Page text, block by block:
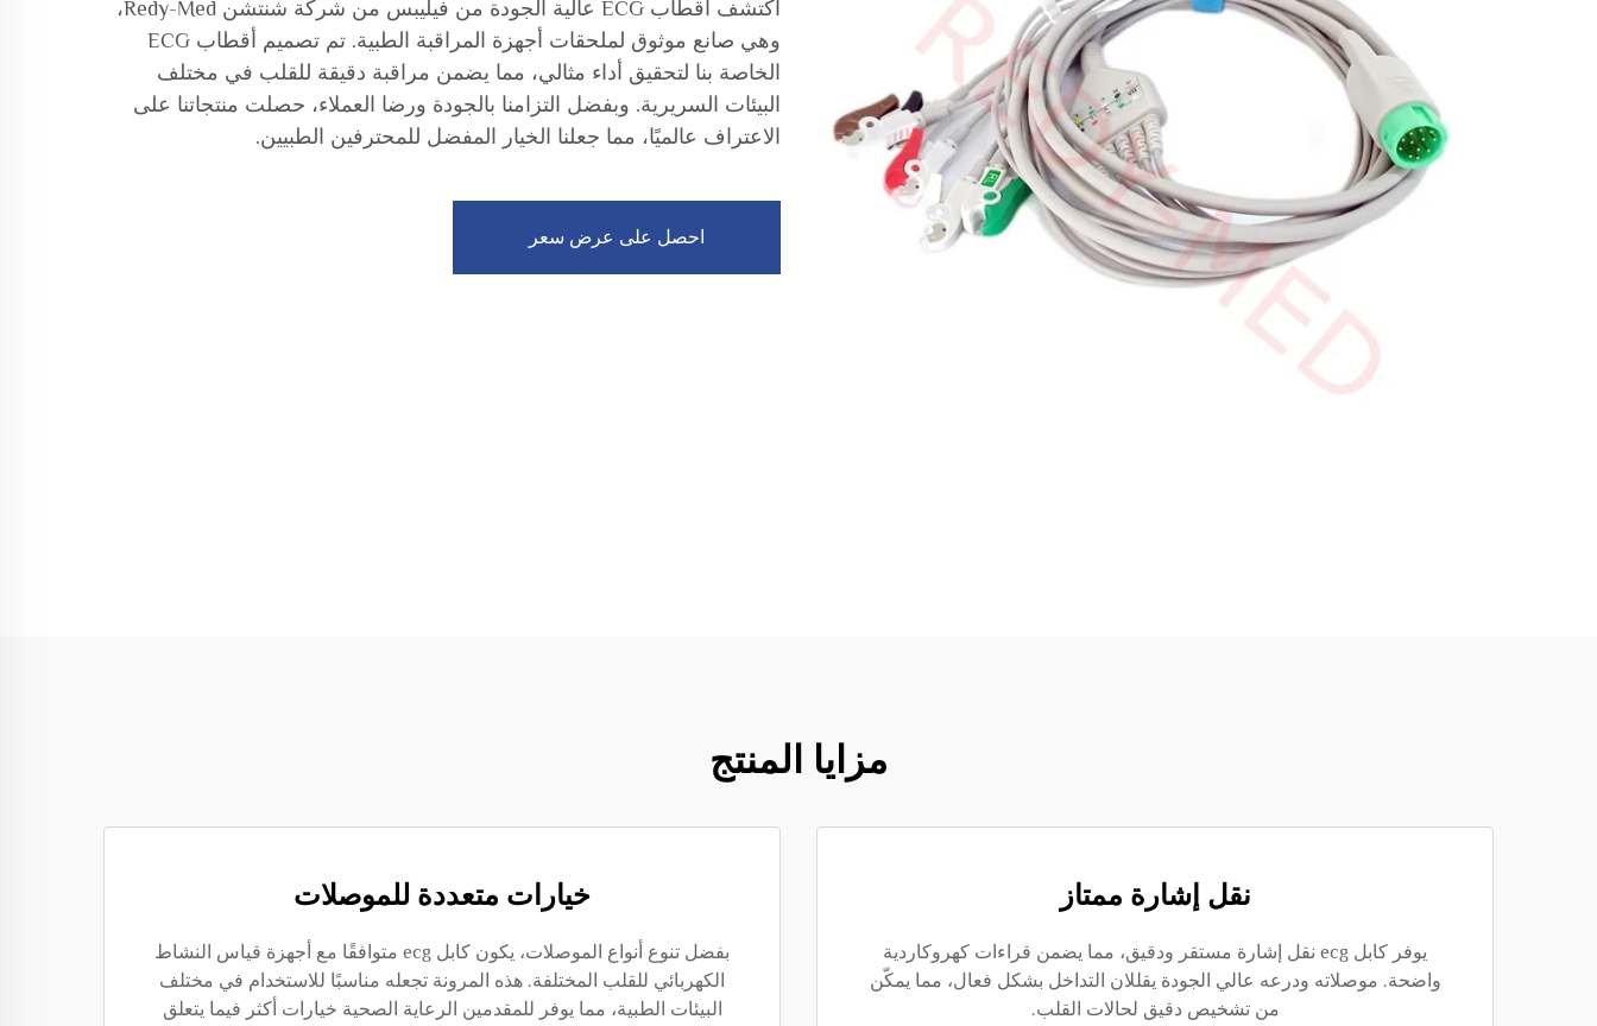
اكتشف أقطاب ECG عالية الجودة من فيليبس من شركة شنتشن Redy-Med،
وهي صانع موثوق لملحقات أجهزة المراقبة الطبية. تم تصميم أقطاب ECG
الخاصة بنا لتحقيق أداء مثالي، مما يضمن مراقبة دقيقة للقلب في مختلف
البيئات السريرية. وبفضل التزامنا بالجودة ورضا العملاء، حصلت منتجاتنا على
الاعتراف عالميًا، مما جعلنا الخيار المفضل للمحترفين الطبيين.
احصل على عرض سعر
مزايا المنتج
نقل إشارة ممتاز
يوفر كابل ecg نقل إشارة مستقر ودقيق، مما يضمن قراءات كهروكاردية
واضحة. موصلاته ودرعه عالي الجودة يقللان التداخل بشكل فعال، مما يمكّن
من تشخيص دقيق لحالات القلب.
خيارات متعددة للموصلات
بفضل تنوع أنواع الموصلات، يكون كابل ecg متوافقًا مع أجهزة قياس النشاط
الكهربائي للقلب المختلفة. هذه المرونة تجعله مناسبًا للاستخدام في مختلف
البيئات الطبية، مما يوفر للمقدمين الرعاية الصحية خيارات أكثر فيما يتعلق